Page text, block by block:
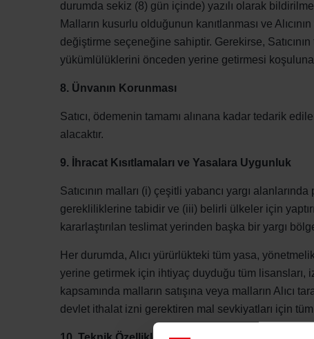
durumda sekiz (8) gün içinde) yazılı olarak
Malların kusurlu olduğunun kanıtlanması ve
değiştirme seçeneğine sahiptir. Gerekirse, Satıcının
yükümlülüklerini önceden yerine getirmesi koşuluna
8. Ünvanın Korunması
Satıcı, ödemenin tamamı alınana kadar tedarik
alacaktır.
9. İhracat Kısıtlamaları ve Yasalara Uygunluk
Satıcının malları (i) çeşitli yabancı yargı
gerekliliklerine tabidir ve (iii) belirli ülkeler için
kararlaştırılan teslimat yerinden başka bir yargı
Her durumda, Alıcı yürürlükteki tüm yasa,
yerine getirmek için ihtiyaç duyduğu tüm lisansları,
kapsamında malların satışına veya malların Alıcı
devlet ithalat izni gerektiren mal sevkiyatları için